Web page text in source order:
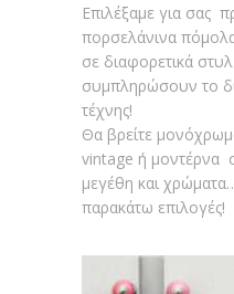
Επιλέξαμε για σας
πορσελάνινα
σε διαφορετικά
συμπληρώσουν το
τέχνης!
Θα βρείτε
vintage ή μοντέρνα
μεγέθη και χρώματα…
παρακάτω επιλογές!